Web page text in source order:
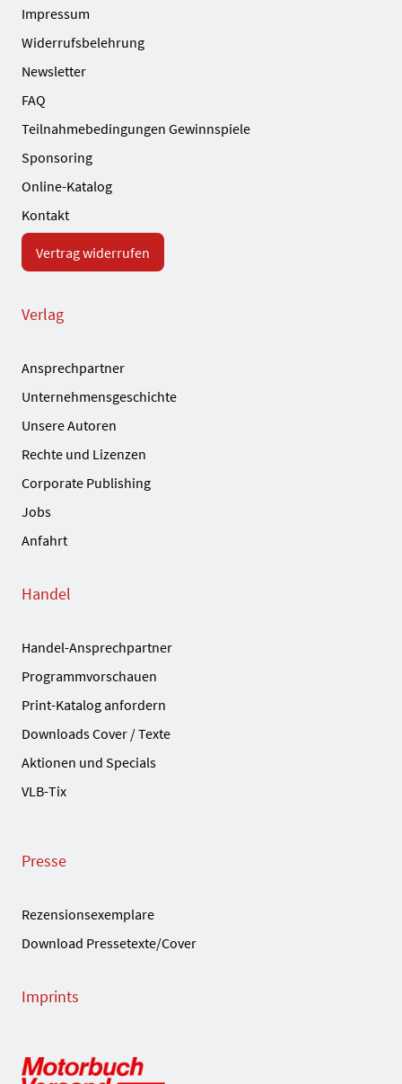
Impressum
Widerrufsbelehrung
Newsletter
FAQ
Teilnahmebedingungen Gewinnspiele
Sponsoring
Online-Katalog
Kontakt
Vertrag widerrufen
Verlag
Ansprechpartner
Unternehmensgeschichte
Unsere Autoren
Rechte und Lizenzen
Corporate Publishing
Jobs
Anfahrt
Handel
Handel-Ansprechpartner
Programmvorschauen
Print-Katalog anfordern
Downloads Cover / Texte
Aktionen und Specials
VLB-Tix
Presse
Rezensionsexemplare
Download Pressetexte/Cover
Imprints